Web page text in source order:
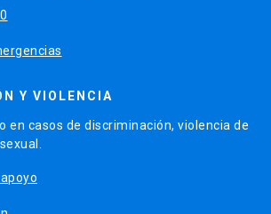
Y VIOLENCIA
en casos de discriminación, violencia de